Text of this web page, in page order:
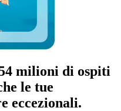
milioni di ospiti
le tue
eccezionali.